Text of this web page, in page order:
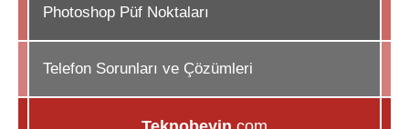
Photoshop Püf Noktaları
Telefon Sorunları ve Çözümleri